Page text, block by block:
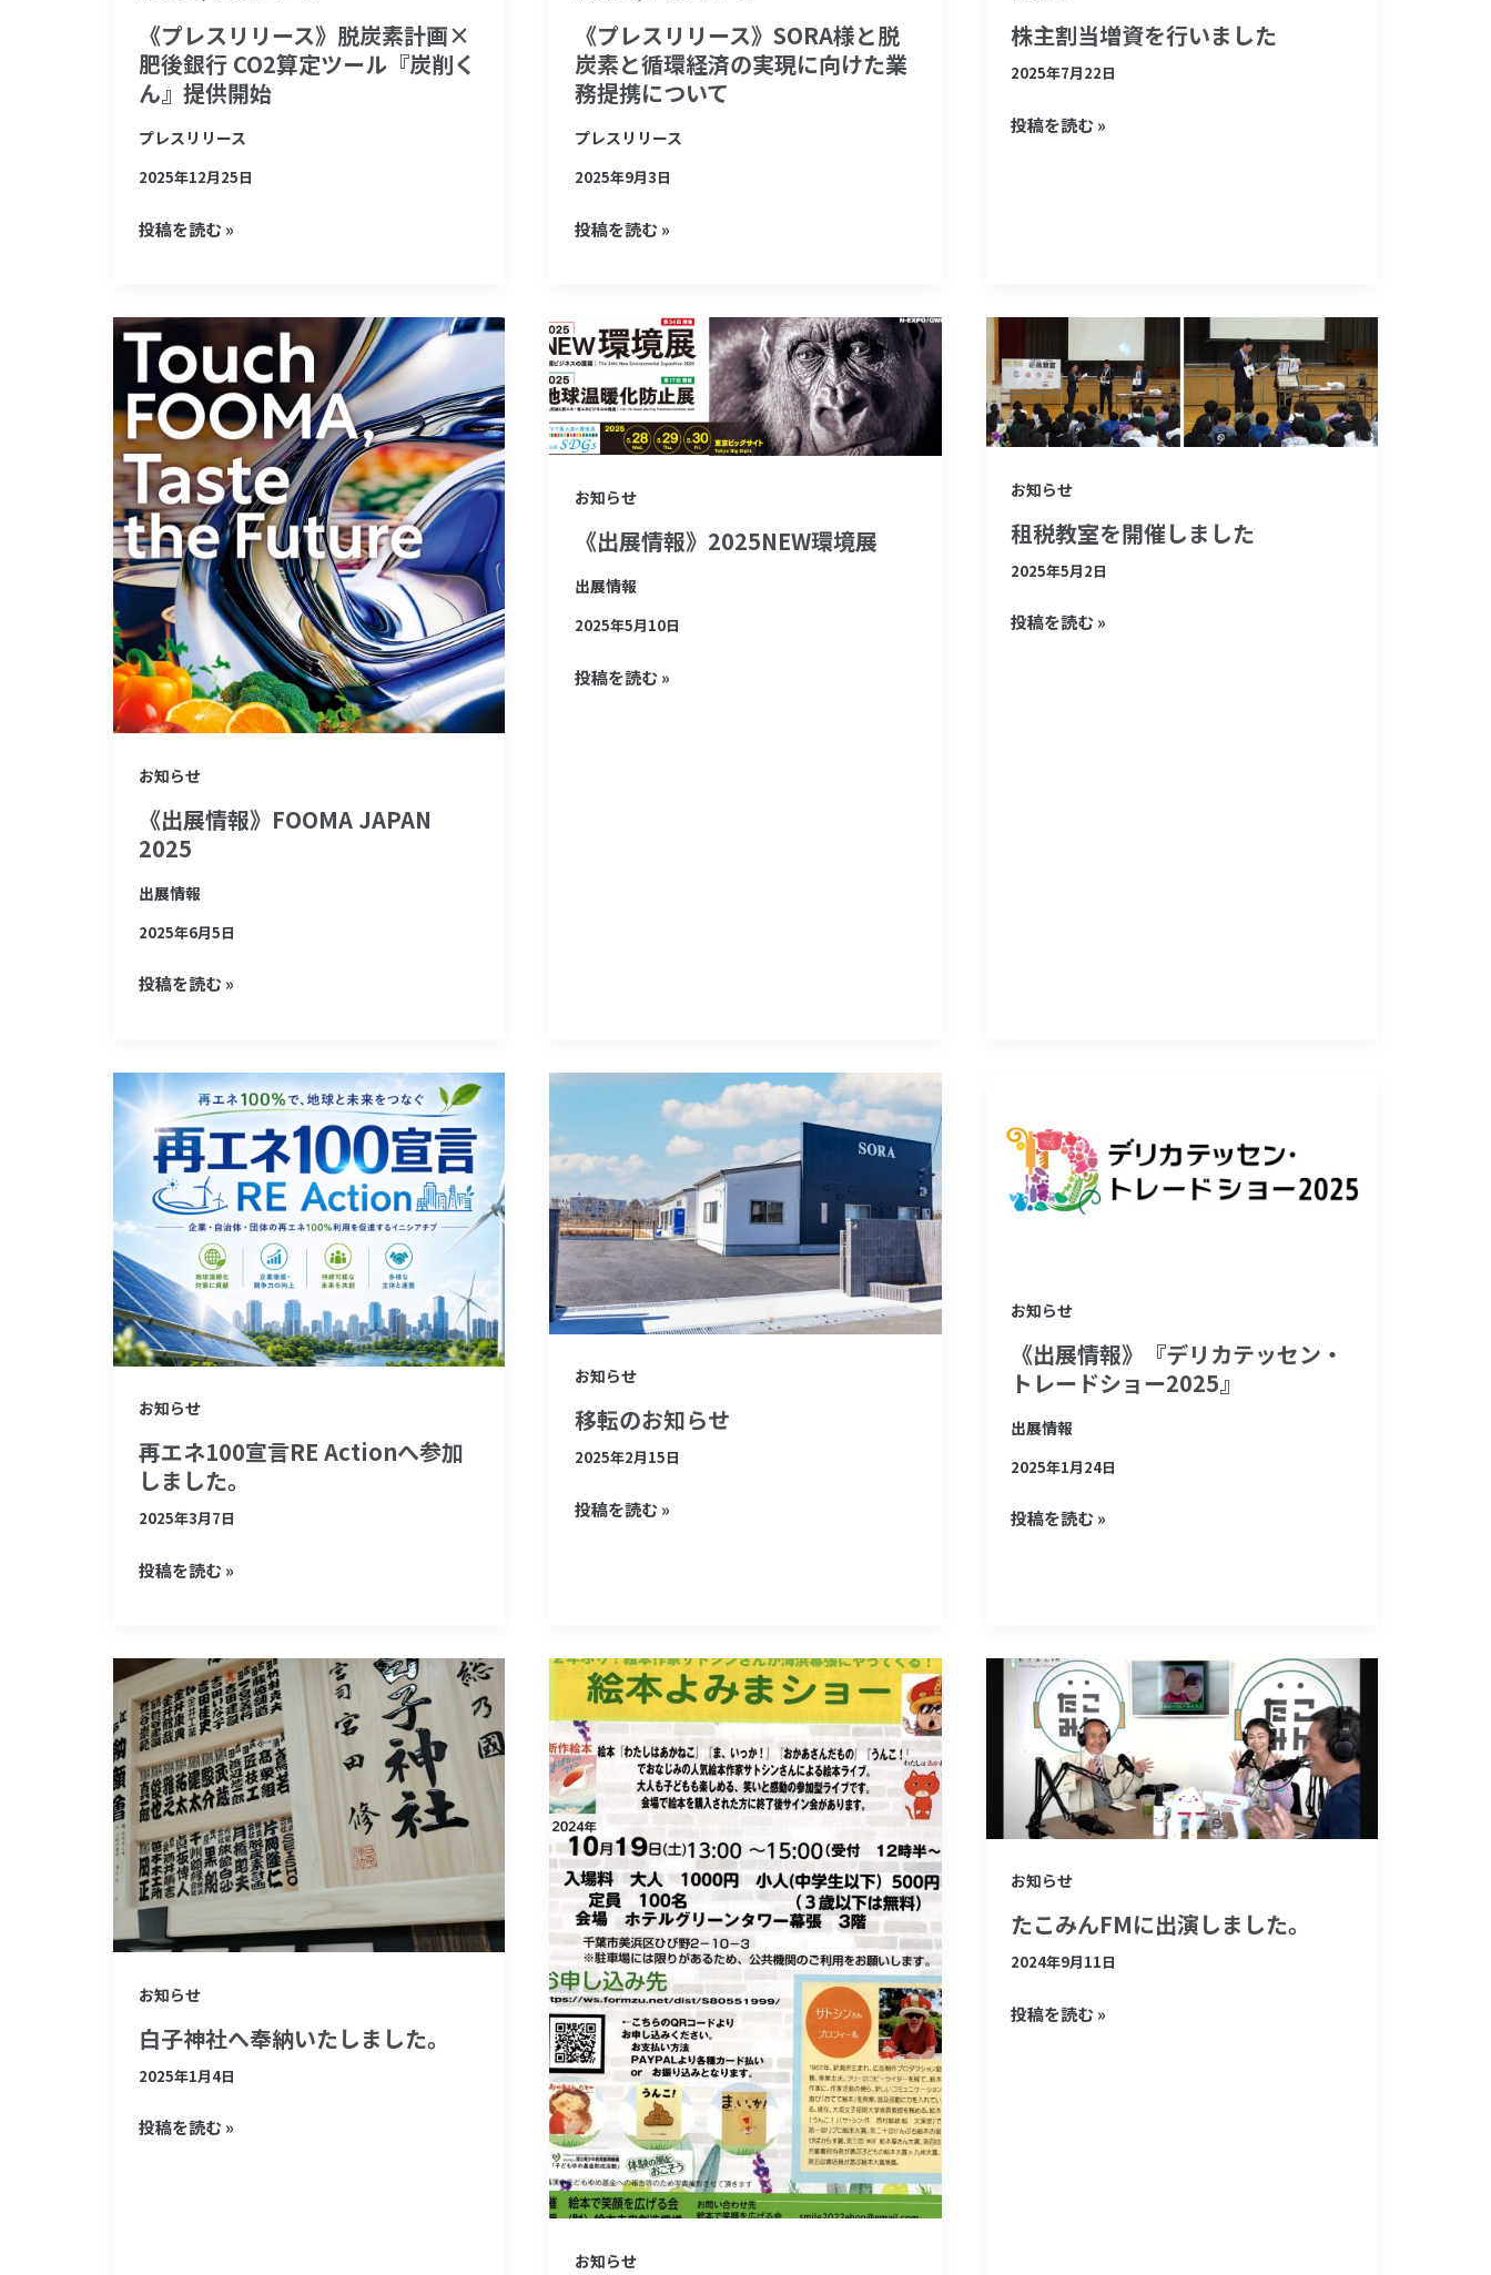
《プレスリリース》脱炭素計画×
肥後銀行 CO2算定ツール『炭削く
ん』提供開始
プレスリリース
2025年12月25日
計
画
×
肥
後
行
定
ー
ル
『炭
削
く
ん』
供
開
始
投稿を読む »
《プレスリリース》SORA様と脱
炭素と循環経済の実現に向けた業
務提携について
プレスリリース
2025年9月3日
脱
炭
素
と
循
経
実
現
に
向
た
業
携
に
投稿を読む »
株主割当増資を行いました
2025年7月22日
し
た
投稿を読む »
お知らせ
《出展情報》FOOMA JAPAN
2025
出展情報
2025年6月5日
《出
情
報》
FOOMA
JAPAN
2025
投稿を読む »
お知らせ
《出展情報》2025NEW環境展
出展情報
2025年5月10日
《出
展
情
報》
環
境
投稿を読む »
お知らせ
租税教室を開催しました
2025年5月2日
税
教
室
開
催
し
し
投稿を読む »
お知らせ
再エネ100宣言RE Actionへ参加
しました。
2025年3月7日
再
ネ
100
宣
RE
Action
へ
加
し
ま
し
投稿を読む »
お知らせ
移転のお知らせ
2025年2月15日
移
の
お
知
せ
投稿を読む »
お知らせ
《出展情報》『デリカテッセン・
トレードショー2025』
出展情報
2025年1月24日
情
報》
テ
ッ
セ
ン・
ー
ー
2025』
投稿を読む »
お知らせ
白子神社へ奉納いたしました。
2025年1月4日
白
子
神
社
へ
奉
納
い
た
ま
し
た。
投稿を読む »
お知らせ
協
賛
情
報
（絵
本
で
笑
顔
を
広
げ
る
会）
お知らせ
たこみんFMに出演しました。
2024年9月11日
た
FM
に
出
し
ま
し
投稿を読む »